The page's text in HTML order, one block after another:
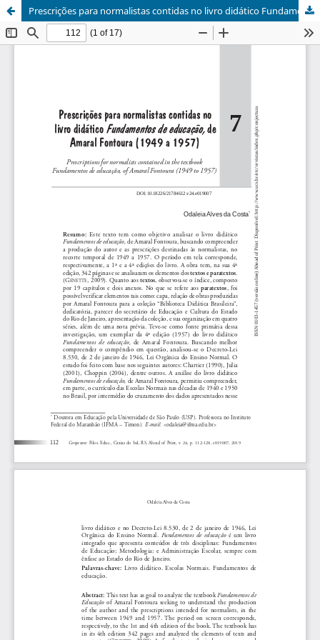
Prescrições para normalistas contidas no livro didático Fundamentos de Educação de Amaral Fontoura (1949 a 1957) // DOI: 10.18226/21784612.v24.e019007